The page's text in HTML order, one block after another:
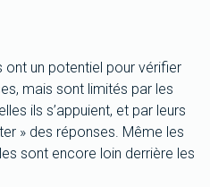
ont un potentiel pour vérifier
mais sont limités par les
ils s’appuient, et par leurs
» des réponses. Même les
sont encore loin derrière les